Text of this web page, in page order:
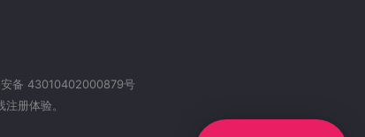
备 43010402000879号
册体验。